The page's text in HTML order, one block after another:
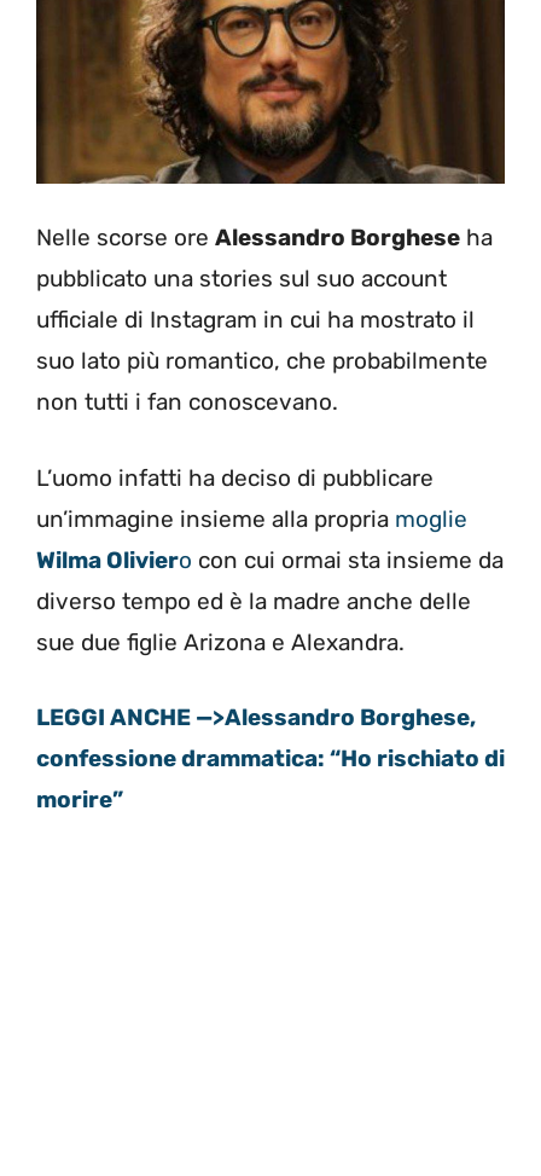
Nelle scorse ore Alessandro Borghese ha
pubblicato una stories sul suo account
ufficiale di Instagram in cui ha mostrato il
suo lato più romantico, che probabilmente
non tutti i fan conoscevano.
L’uomo infatti ha deciso di pubblicare
un’immagine insieme alla propria moglie
Wilma Oliviero con cui ormai sta insieme da
diverso tempo ed è la madre anche delle
sue due figlie Arizona e Alexandra.
LEGGI ANCHE —>Alessandro Borghese,
confessione drammatica: “Ho rischiato di
morire”